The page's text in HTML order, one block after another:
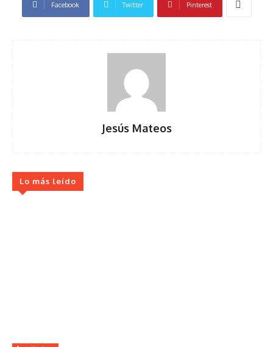
Facebook Twitter Pinterest
Jesús Mateos
Lo más leído